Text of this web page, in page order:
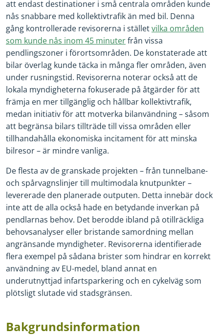
att endast destinationer i små centrala områden kunde
nås snabbare med kollektivtrafik än med bil. Denna
gång kontrollerade revisorerna i ställetvilka områden
som kunde nås inom 45 minuterfrån vissa
pendlingszoner i förortsområden. De konstaterade att
bilar överlag kunde täcka in många fler områden, även
under rusningstid. Revisorerna noterar också att de
lokala myndigheterna fokuserade på åtgärder för att
främja en mer tillgänglig och hållbar kollektivtrafik,
medan initiativ för att motverka bilanvändning – såsom
att begränsa bilars tillträde till vissa områden eller
tillhandahålla ekonomiska incitament för att minska
bilresor – är mindre vanliga.
De flesta av de granskade projekten – från tunnelbane-
och spårvagnslinjer till multimodala knutpunkter –
levererade den planerade outputen. Detta innebär dock
inte att de alla också hade en betydande inverkan på
pendlarnas behov. Det berodde ibland på otillräckliga
behovsanalyser eller bristande samordning mellan
angränsande myndigheter. Revisorerna identifierade
flera exempel på sådana brister som hindrar en korrekt
användning av EU-medel, bland annat en
underutnyttjad infartsparkering och en cykelväg som
plötsligt slutade vid stadsgränsen.
Bakgrundsinformation